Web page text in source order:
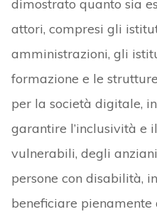
dimostrato quanto sia
attori, compresi gli
amministrazioni, gli
formazione e le
per la società digitale,
garantire l’inclusività e
vulnerabili, degli
persone con disabilità,
beneficiare